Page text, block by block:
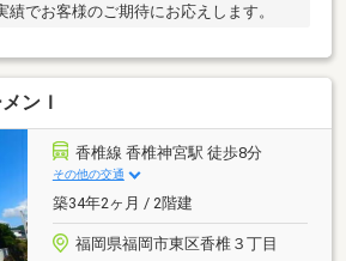
績でお客様のご期待にお応えします。
ンＩ
香椎線 香椎神宮駅 徒歩8分
その他の交通
築34年2ヶ月 / 2階建
福岡県福岡市東区香椎３丁目